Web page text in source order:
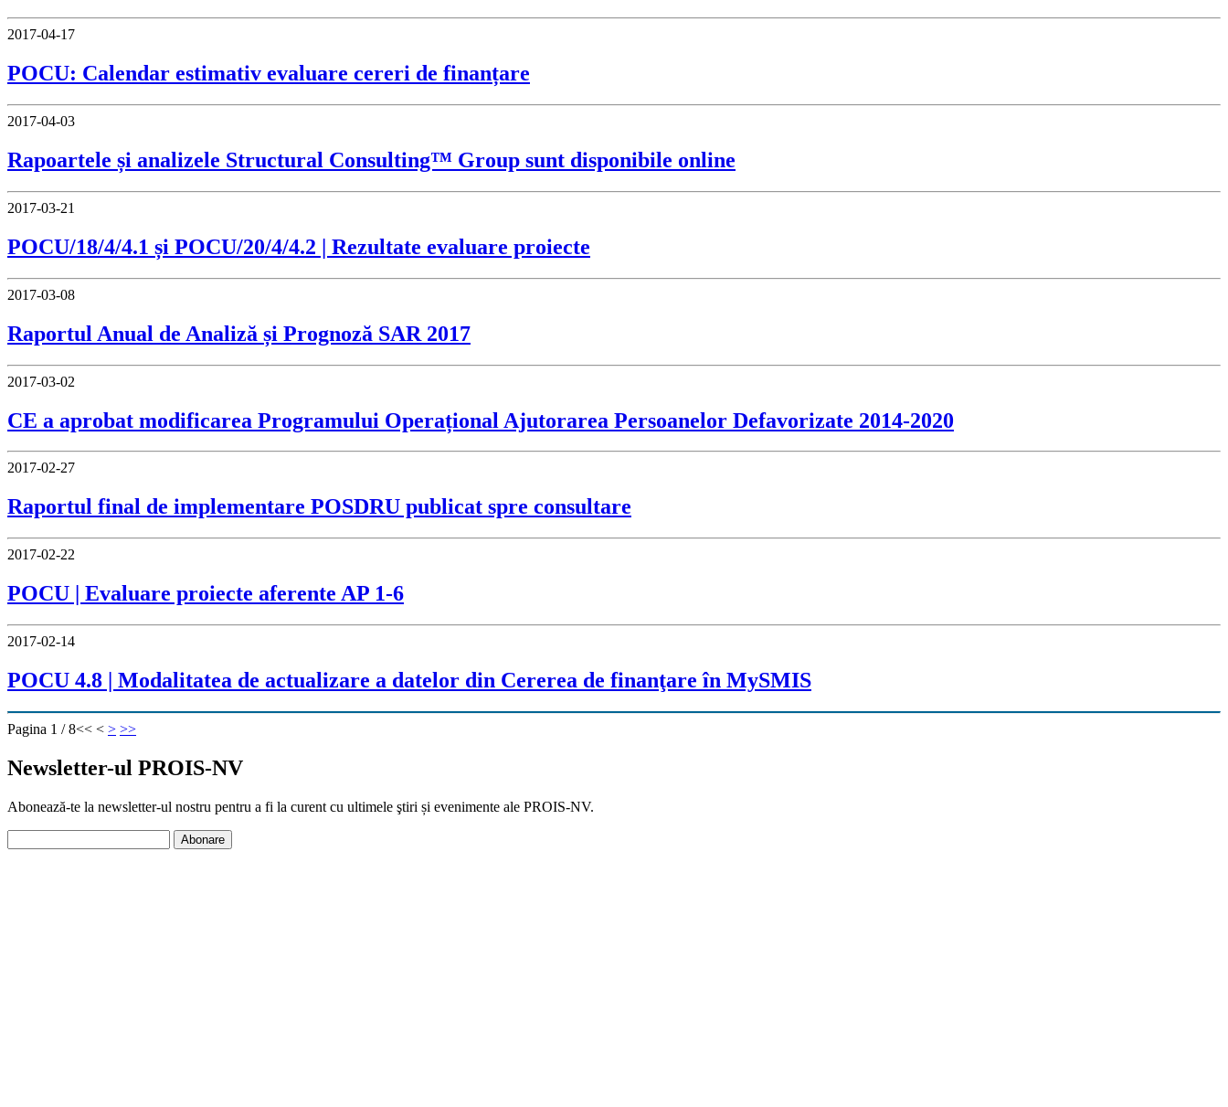
2017-04-17
POCU: Calendar estimativ evaluare cereri de finanțare
2017-04-03
Rapoartele și analizele Structural Consulting™ Group sunt disponibile online
2017-03-21
POCU/18/4/4.1 și POCU/20/4/4.2 | Rezultate evaluare proiecte
2017-03-08
Raportul Anual de Analiză și Prognoză SAR 2017
2017-03-02
CE a aprobat modificarea Programului Operațional Ajutorarea Persoanelor Defavorizate 2014-2020
2017-02-27
Raportul final de implementare POSDRU publicat spre consultare
2017-02-22
POCU | Evaluare proiecte aferente AP 1-6
2017-02-14
POCU 4.8 | Modalitatea de actualizare a datelor din Cererea de finanţare în MySMIS
<< <
Pagina 1 / 8 > >>
Newsletter-ul PROIS-NV
Abonează-te la newsletter-ul nostru pentru a fi la curent cu ultimele ştiri și evenimente ale PROIS-NV.